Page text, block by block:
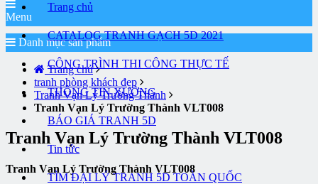
Menu
Trang chủ
CATALOG TRANH GẠCH 5D 2021
CÔNG TRÌNH THI CÔNG THỰC TẾ
THÔNG TIN XƯỞNG
BÁO GIÁ TRANH 5D
Tin tức
TÌM ĐẠI LÝ TRANH 5D TOÀN QUỐC
Danh mục sản phẩm
Trang chủ
tranh phòng khách đẹp
Tranh Vạn Lý Trường Thành
Tranh Vạn Lý Trường Thành VLT008
Tranh Vạn Lý Trường Thành VLT008
Tranh Vạn Lý Trường Thành VLT008